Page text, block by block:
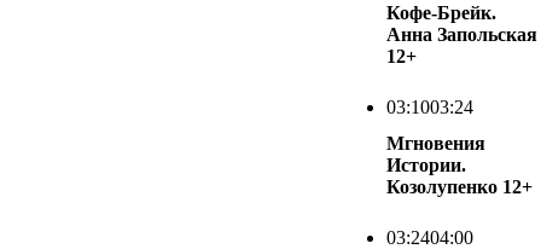
Кофе-Брейк.
Анна Запольская
12+
03:1003:24
Мгновения
Истории.
Козолупенко 12+
03:2404:00